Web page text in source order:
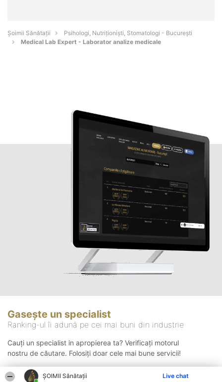
ŞOIMII Sănătații Live chat
Şoimii Sănătații
Psihologi, Nutriționiști, Stomatologi - Bucureşti
Medical Lab Expert - Laborator analize medicale
Gasește un specialist
Ranking-ul îi adună pe cei mai buni din industrie
Cauți un specialist in apropierea ta? Verificați motorul
nostru de căutare. Folosiți doar cele mai bune servicii!